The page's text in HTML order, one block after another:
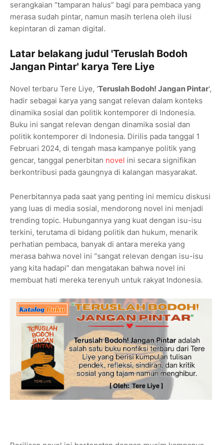
serangkaian “tamparan halus” bagi para pembaca yang
merasa sudah pintar, namun masih terlena oleh ilusi
kepintaran di zaman digital.
Latar belakang judul 'Teruslah Bodoh
Jangan Pintar' karya Tere Liye
Novel terbaru Tere Liye, 'Teruslah Bodoh! Jangan Pintar',
hadir sebagai karya yang sangat relevan dalam konteks
dinamika sosial dan politik kontemporer di Indonesia.
Buku ini sangat relevan dengan dinamika sosial dan
politik kontemporer di Indonesia. Dirilis pada tanggal 1
Februari 2024, di tengah masa kampanye politik yang
gencar, tanggal penerbitan novel ini secara signifikan
berkontribusi pada gaungnya di kalangan masyarakat.
Penerbitannya pada saat yang penting ini memicu diskusi
yang luas di media sosial, mendorong novel ini menjadi
trending topic. Hubungannya yang kuat dengan isu-isu
terkini, terutama di bidang politik dan hukum, menarik
perhatian pembaca, banyak di antara mereka yang
merasa bahwa novel ini “sangat relevan dengan isu-isu
yang kita hadapi” dan mengatakan bahwa novel ini
membuat hati mereka terenyuh untuk rakyat Indonesia.